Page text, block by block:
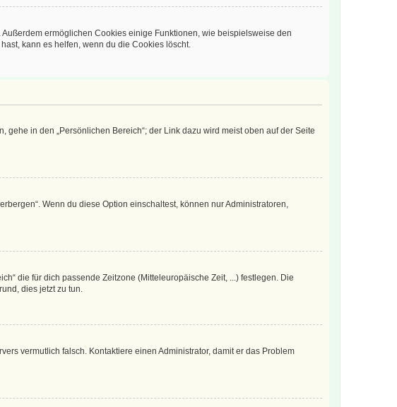
ermöglichen Cookies einige Funktionen, wie beispielsweise den
kann es helfen, wenn du die Cookies löscht.
in den „Persönlichen Bereich“; der Link dazu wird meist oben auf der Seite
Wenn du diese Option einschaltest, können nur Administratoren,
die für dich passende Zeitzone (Mitteleuropäische Zeit, ...) festlegen. Die
dies jetzt zu tun.
vermutlich falsch. Kontaktiere einen Administrator, damit er das Problem